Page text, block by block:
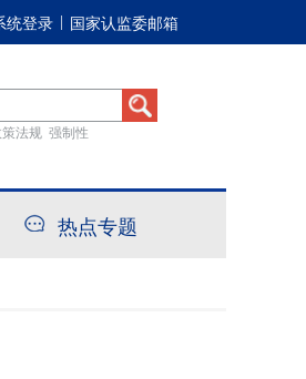
统登录 国家认监委邮箱
法规 强制性
热点专题